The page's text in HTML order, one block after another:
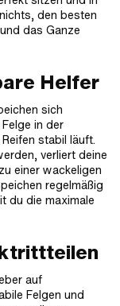
den besten
das Ganze
Helfer
sich
in der
stabil läuft.
verliert deine
einer wackeligen
regelmäßig
du die maximale
auf
Felgen und